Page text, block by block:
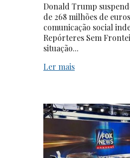
Donald Trump
de 268 milhões de
comunicação social
Repórteres Sem
situação...
Ler mais